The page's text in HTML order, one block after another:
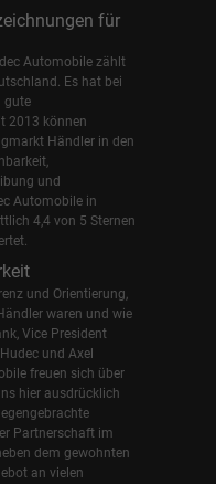
für
Automobile zählt
Es hat bei
gute
2013 können
Händler in den
und
Automobile in
4,4 von 5 Sternen
und Orientierung,
waren und wie
Vice President
und Axel
freuen sich über
hier ausdrücklich
Partnerschaft im
dem gewohnten
an vielen